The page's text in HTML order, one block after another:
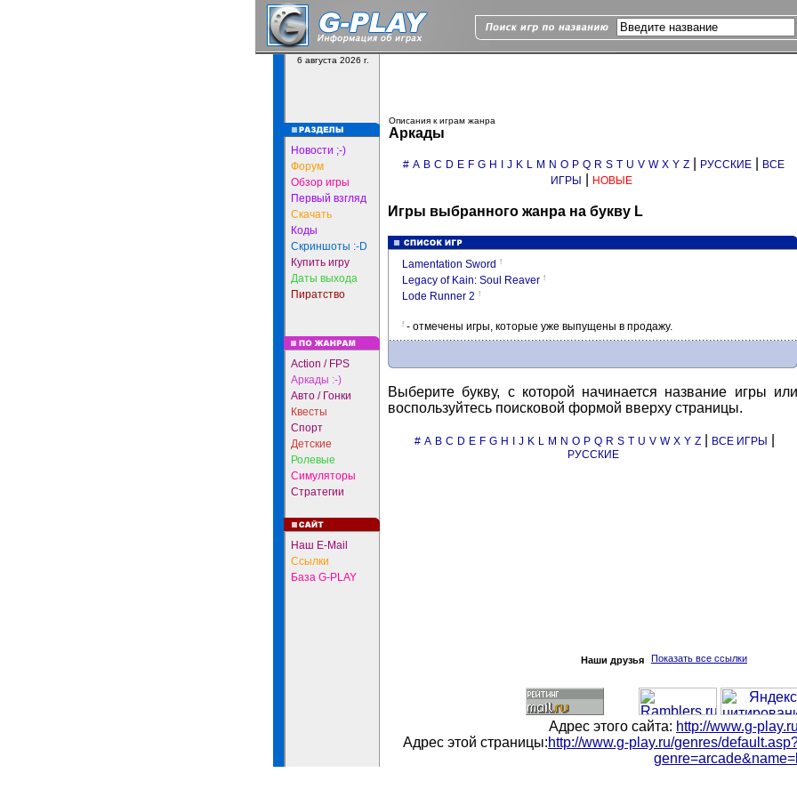
6 августа 2026 г.
Новости ;-)
Форум
Обзор игры
Первый взгляд
Скачать
Коды
Скриншоты :-D
Купить игру
Даты выхода
Пиратство
Action / FPS
Аркады :-)
Авто / Гонки
Квесты
Спорт
Детские
Ролевые
Симуляторы
Стратегии
Наш E-Mail
Ссылки
База G-PLAY
Описания к играм жанра
Аркады
# A B C D E F G H J K L M N O P Q R S T U V W X Y Z| РУССКИЕ|
ВСЕ
ИГРЫ
НОВЫЕ
Игры выбранного жанра на букву L
Lamentation Sword !
Legacy of Kain: Soul Reaver !
Lode Runner 2 !
! - отмечены игры, которые уже выпущены в продажу.
Выберите букву, с которой начинается название игры или
воспользуйтесь поисковой формой вверху страницы.
# A B C D E F G H J K L M N O P Q R S T U V W X Y Z ВСЕ ИГРЫ
РУССКИЕ
Наши друзья Показать все ссылки
Адрес этого сайта: http://www.g-
Адрес этой страницы:http://www.g-play.ru/genres/